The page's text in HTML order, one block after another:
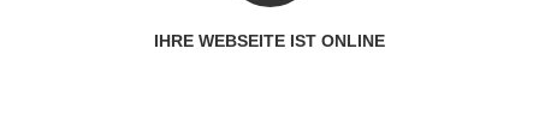
IHRE WEBSEITE IST ONLINE